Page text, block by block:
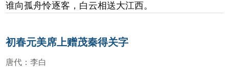
谁向孤舟怜逐客，白云相送大江西。
初春元美席上赠茂秦得关字
唐代 ： 李白